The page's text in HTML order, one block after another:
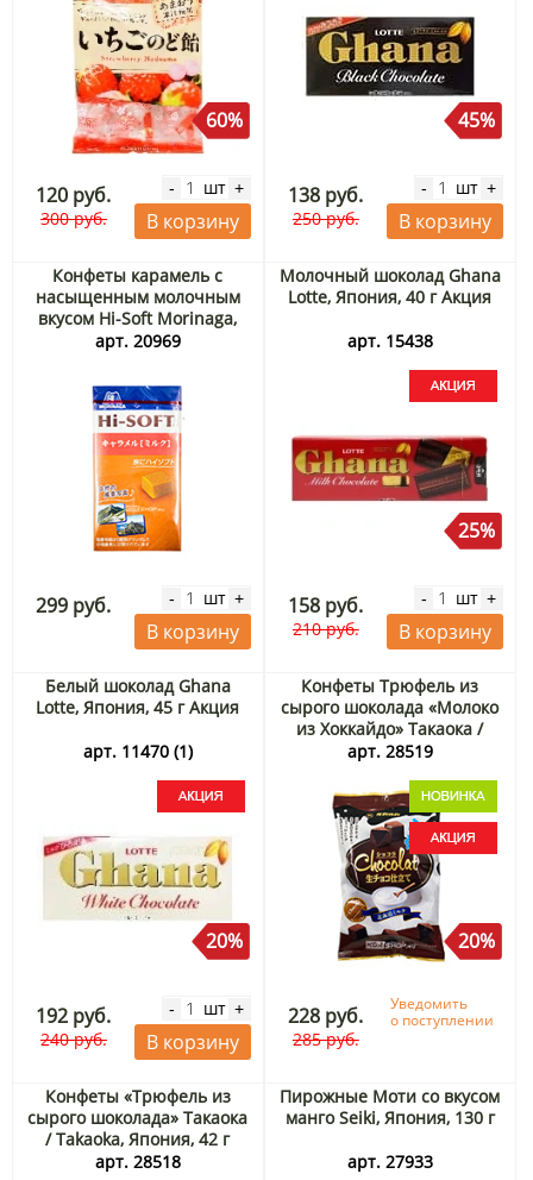
60%
120 руб.
300 руб.
- шт +
В корзину
45%
138 руб.
250 руб.
- шт +
В корзину
Конфеты карамель с
насыщенным молочным
вкусом Hi-Soft Morinaga,
Япония, 58,8 г
арт. 20969
299 руб. - шт +
В корзину
Молочный шоколад Ghana
Lotte, Япония, 40 г Акция
арт. 15438
25%
158 руб.
210 руб.
- шт +
В корзину
Белый шоколад Ghana
Lotte, Япония, 45 г Акция
арт. 11470 (1)
20%
192 руб.
240 руб.
- шт +
В корзину
Конфеты Трюфель из
сырого шоколада «Молоко
из Хоккайдо» Такаока /
Takaoka, Япония, 42 г
арт. 28519
20%
228 руб.
285 руб.
Уведомить
о поступлении
Конфеты «Трюфель из
сырого шоколада» Такаока
/ Takaoka, Япония, 42 г
Акция
арт. 28518
Пирожные Моти со вкусом
манго Seiki, Япония, 130 г
арт. 27933